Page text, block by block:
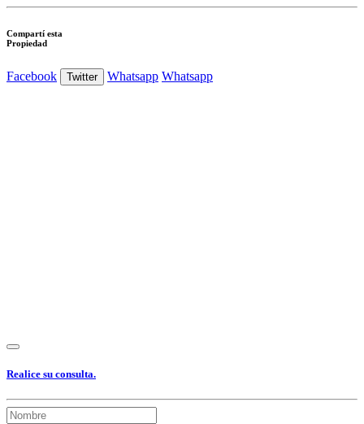
Compartí esta
Propiedad
Facebook Twitter Whatsapp Whatsapp
Realice su consulta.